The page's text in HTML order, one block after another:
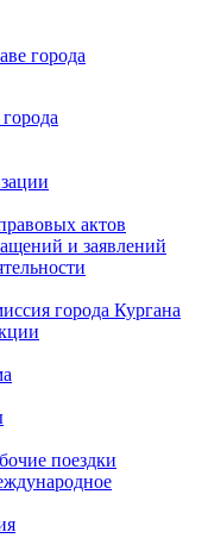
города
актов
и заявлений
города Кургана
поездки